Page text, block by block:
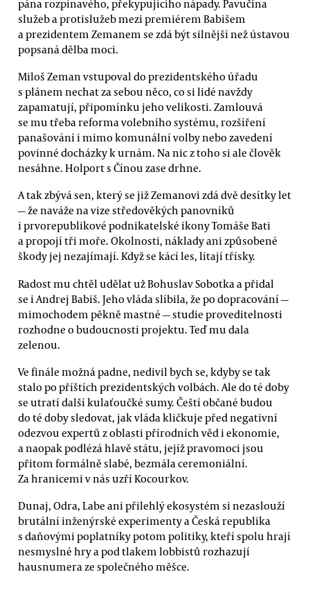
pána rozpínavého, překypujícího nápady. Pavučina
služeb a protislužeb mezi premiérem Babišem
a prezidentem Zemanem se zdá být silnější než ústavou
popsaná dělba moci.
Miloš Zeman vstupoval do prezidentského úřadu
s plánem nechat za sebou něco, co si lidé navždy
zapamatují, připomínku jeho velikosti. Zamlouvá
se mu třeba reforma volebního systému, rozšíření
panašování i mimo komunální volby nebo zavedení
povinné docházky k urnám. Na nic z toho si ale člověk
nesáhne. Holport s Čínou zase drhne.
A tak zbývá sen, který se již Zemanovi zdá dvě desítky let
— že naváže na vize středověkých panovníků
i prvorepublikové podnikatelské ikony Tomáše Bati
a propojí tři moře. Okolnosti, náklady ani způsobené
škody jej nezajímají. Když se kácí les, lítají třísky.
Radost mu chtěl udělat už Bohuslav Sobotka a přidal
se i Andrej Babiš. Jeho vláda slíbila, že po dopracování —
mimochodem pěkně mastné — studie proveditelnosti
rozhodne o budoucnosti projektu. Teď mu dala
zelenou.
Ve finále možná padne, nedivil bych se, kdyby se tak
stalo po příštích prezidentských volbách. Ale do té doby
se utratí další kulaťoučké sumy. Čeští občané budou
do té doby sledovat, jak vláda kličkuje před negativní
odezvou expertů z oblasti přírodních věd i ekonomie,
a naopak podlézá hlavě státu, jejíž pravomoci jsou
přitom formálně slabé, bezmála ceremoniální.
Za hranicemi v nás uzří Kocourkov.
Dunaj, Odra, Labe ani přilehlý ekosystém si nezaslouží
brutální inženýrské experimenty a Česká republika
s daňovými poplatníky potom politiky, kteří spolu hrají
nesmyslné hry a pod tlakem lobbistů rozhazují
hausnumera ze společného měšce.